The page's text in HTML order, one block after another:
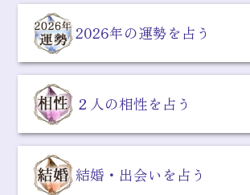
2026年の運勢を占う
２人の相性を占う
結婚・出会いを占う